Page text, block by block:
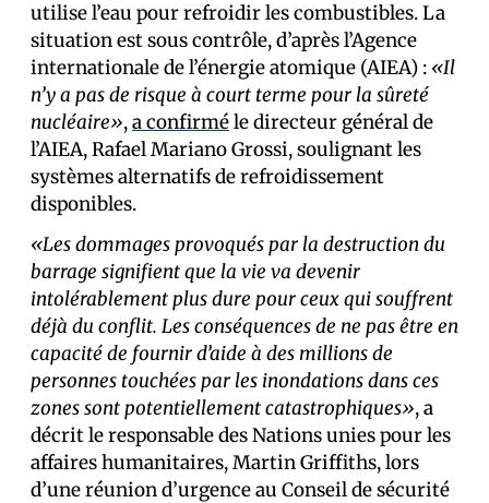
utilise l’eau pour refroidir les combustibles. La
situation est sous contrôle, d’après l’Agence
internationale de l’énergie atomique (AIEA) : «Il
n’y a pas de risque à court terme pour la sûreté
nucléaire»,a confirméle directeur général de
l’AIEA, Rafael Mariano Grossi, soulignant les
systèmes alternatifs de refroidissement
disponibles.
«Les dommages provoqués par la destruction du
barrage signifient que la vie va devenir
intolérablement plus dure pour ceux qui souffrent
déjà du conflit. Les conséquences de ne pas être en
capacité de fournir d’aide à des millions de
personnes touchées par les inondations dans ces
zones sont potentiellement catastrophiques», a
décrit le responsable des Nations unies pour les
affaires humanitaires, Martin Griffiths, lors
d’une réunion d’urgence au Conseil de sécurité